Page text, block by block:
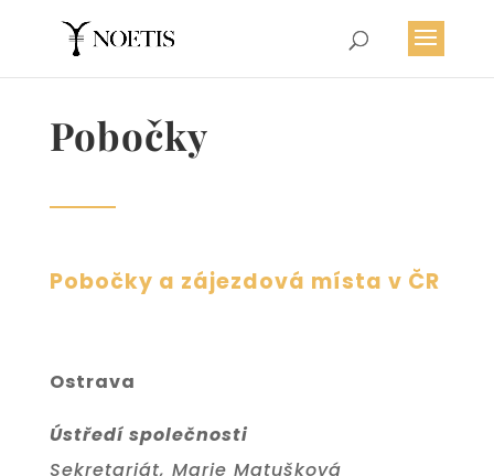
Pobočky
Pobočky a zájezdová místa v ČR
Ostrava
Ústředí společnosti
Sekretariát, Marie Matušková